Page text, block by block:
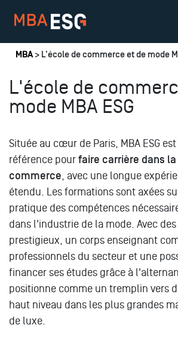
Vous êtes ici
MBA> L'école de commerce et de mode
L'école de
mode MBA ESG
Située au cœur de Paris, MBA ESG
référence pour faire carrière dans
commerce, avec une longue
étendu. Les formations sont axées
pratique des compétences
dans l'industrie de la mode. Avec
prestigieux, un corps enseignant
professionnels du secteur et une
financer ses études grâce à
positionne comme un tremplin vers
haut niveau dans les plus grandes
de luxe.